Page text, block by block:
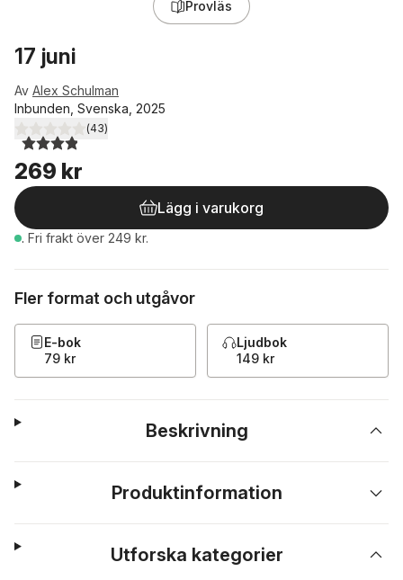
Provläs
17 juni
Av Alex Schulman
Inbunden, Svenska, 2025
3,9utav 5 stjärnor. Totalt antal röster:
(43)
269 kr
Lägg i varukorg
. Fri frakt över 249 kr.
Fler format och utgåvor
E-bok
79 kr
Ljudbok
149 kr
Beskrivning
Produktinformation
Utforska kategorier